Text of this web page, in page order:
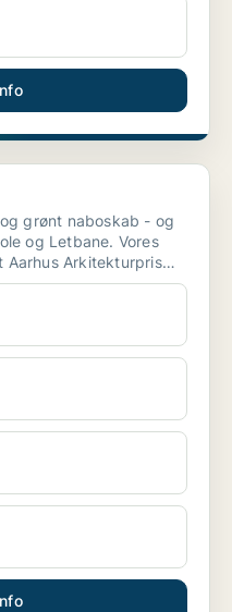
grønt naboskab - og
og Letbane. Vores
Arkitekturpris